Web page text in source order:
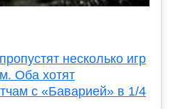
несколько игр
Оба хотят
с «Баварией» в 1/4